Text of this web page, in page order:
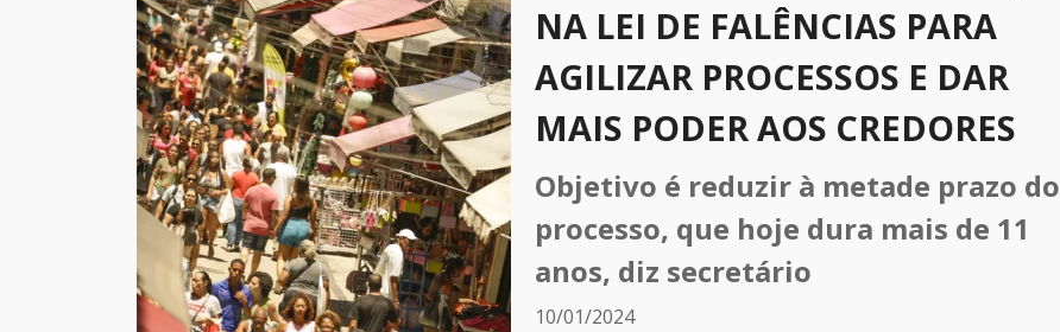
NA LEI DE FALÊNCIAS PARA
AGILIZAR PROCESSOS E DAR
MAIS PODER AOS CREDORES
Objetivo é reduzir à metade prazo do
processo, que hoje dura mais de 11
anos, diz secretário
10/01/2024